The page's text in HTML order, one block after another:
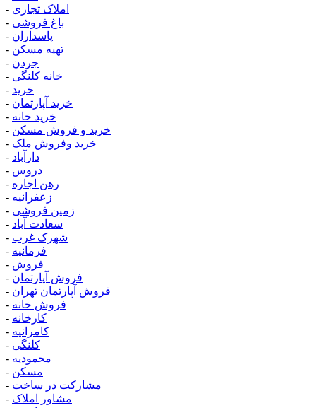
- املاک تجاری
- باغ فروشی
- پاسداران
- تهیه مسکن
- جردن
- خانه کلنگی
- خرید
- خرید آپارتمان
- خرید خانه
- خرید و فروش مسکن
- خرید وفروش ملک
- دارآباد
- دروس
- رهن اجاره
- زعفرانیه
- زمین فروشی
- سعادت آباد
- شهرک غرب
- فرمانیه
- فروش
- فروش آپارتمان
- فروش آپارتمان تهران
- فروش خانه
- کارخانه
- کامرانیه
- کلنگی
- محمودیه
- مسکن
- مشارکت در ساخت
- مشاور املاک